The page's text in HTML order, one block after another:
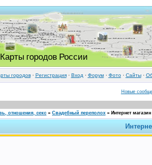
Карты городов России
городов· Регистрация· Вход · Форум· Фото· Cайты·
Новые
отношения, секс » Свадебный переполох » Интернет